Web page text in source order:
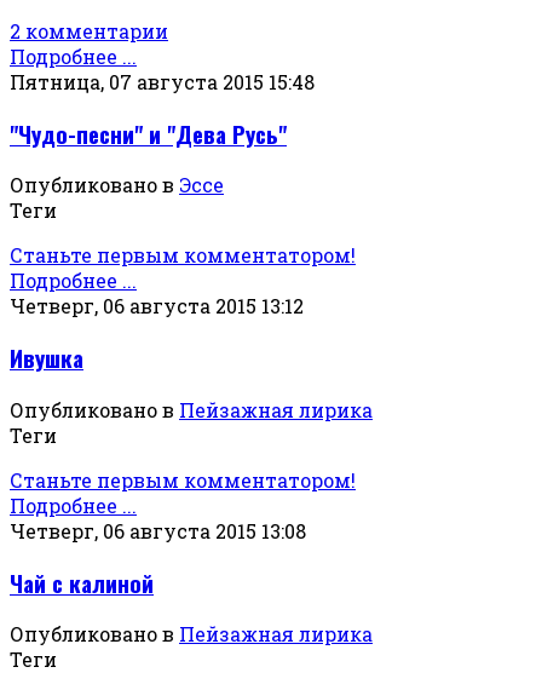
2 комментарии
Подробнее ...
Пятница, 07 августа 2015 15:48
"Чудо-песни" и "Дева Русь"
Опубликовано в Эссе
Теги
Станьте первым комментатором!
Подробнее ...
Четверг, 06 августа 2015 13:12
Ивушка
Опубликовано в Пейзажная лирика
Теги
Станьте первым комментатором!
Подробнее ...
Четверг, 06 августа 2015 13:08
Чай с калиной
Опубликовано в Пейзажная лирика
Теги